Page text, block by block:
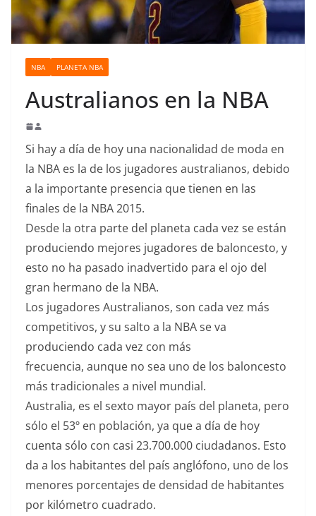
NBA PLANETA NBA
Australianos en la NBA
Si hay a día de hoy una nacionalidad de moda en
la NBA es la de los jugadores australianos, debido
a la importante presencia que tienen en las
finales de la NBA 2015.
Desde la otra parte del planeta cada vez se están
produciendo mejores jugadores de baloncesto, y
esto no ha pasado inadvertido para el ojo del
gran hermano de la NBA.
Los jugadores Australianos, son cada vez más
competitivos, y su salto a la NBA se va
produciendo cada vez con más
frecuencia, aunque no sea uno de los baloncesto
más tradicionales a nivel mundial.
Australia, es el sexto mayor país del planeta, pero
sólo el 53º en población, ya que a día de hoy
cuenta sólo con casi 23.700.000 ciudadanos. Esto
da a los habitantes del país anglófono, uno de los
menores porcentajes de densidad de habitantes
por kilómetro cuadrado.